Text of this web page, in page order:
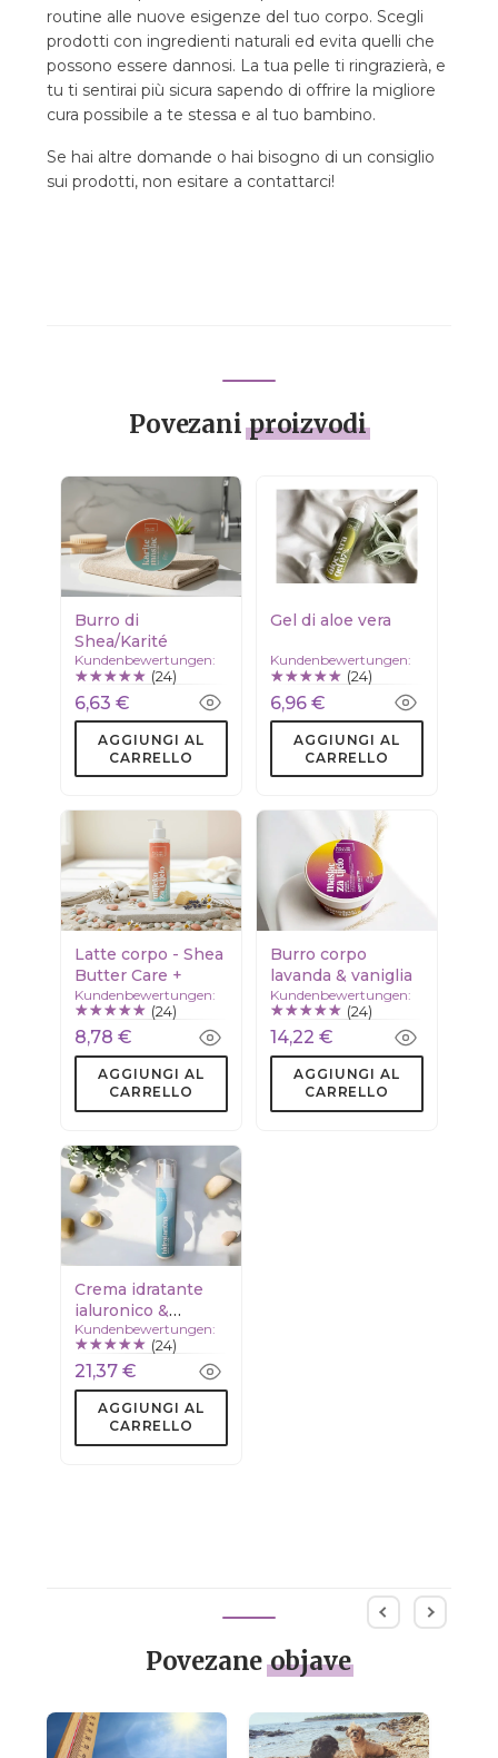
routine alle nuove esigenze del tuo corpo. Scegli
prodotti con ingredienti naturali ed evita quelli che
possono essere dannosi. La tua pelle ti ringrazierà, e
tu ti sentirai più sicura sapendo di offrire la migliore
cura possibile a te stessa e al tuo bambino.
Se hai altre domande o hai bisogno di un consiglio
sui prodotti, non esitare a contattarci!
Povezaniproizvodi
Burro di
Shea/Karité
Kundenbewertungen:
(24)
6,63 €
AGGIUNGI AL
CARRELLO
Gel di aloe vera
Kundenbewertungen:
(24)
6,96 €
AGGIUNGI AL
CARRELLO
Latte corpo - Shea
Butter Care +
Kundenbewertungen:
(24)
8,78 €
AGGIUNGI AL
CARRELLO
Burro corpo
lavanda & vaniglia
Kundenbewertungen:
(24)
14,22 €
AGGIUNGI AL
CARRELLO
Crema idratante
ialuronico &
squalano
Kundenbewertungen:
(24)
21,37 €
AGGIUNGI AL
CARRELLO
Povezaneobjave